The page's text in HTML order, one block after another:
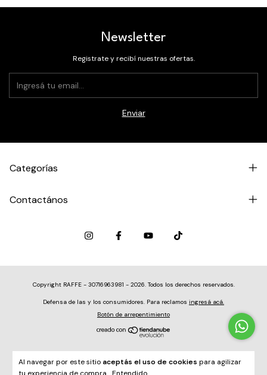
Al navegar por este sitio aceptás el uso de cookies para agilizar
Newsletter
Registrate y recibí nuestras ofertas.
Categorías
Contactános
Copyright RAFFE - 30716963981 - 2026. Todos los derechos reservados.
Defensa de las y los consumidores. Para reclamos ingresá acá.
Botón de arrepentimiento